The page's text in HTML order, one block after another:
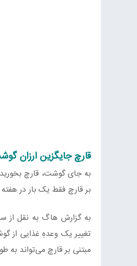
قارچ جایگزین ارزان
به جای گوشت، قارچ
بر قارچ فقط یک بار در
به گزارش هاگ به نقل از
مبتنی بر قارچ می‌تواند